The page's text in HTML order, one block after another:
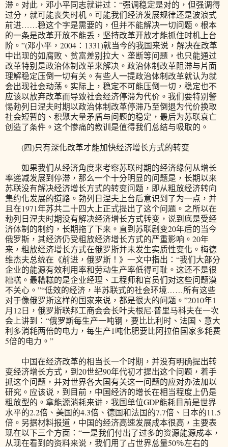
滞。对此，邓小平同志就讲过：“强调稳定是对的，但强调得
过分，就可能丧失时机。可能我们经济发展规律还是波浪式
前进……稳这个字是需要的，但并不能解决一切问题。根本
的一条是改革开放不能丢，坚持改革开放才能抓住时机上台
阶。”(邓小平，2004：1331)就当今的我国来说，解决在改革
中出现的如腐败、贫富差别拉大、垄断等问题，也只能通过
改革特别是政治体制改革来解决。政治体制改革阻滞与片面
理解稳定压倒一切有关。有些人一提政治体制改革就认为就
会出现社会动荡。实际上，稳定不可能压倒一切，稳定也不
应该以放弃改革而导致社会经济停滞为代价。我们要特别警
惕勃列日涅夫时期以政治体制改革停滞乃至倒退为代价换取
社会短暂的、积聚大量矛盾与问题的稳定，最后为苏联衰亡
创造了条件。这个惨痛的教训是值得我们总结与吸取的。
(四)只有深化改革才能加快经济增长方式的转变
如果我们从经济角度来考察苏联时期的经济缘何从增长
率递减发展到停滞，那么一个十分明显的问题是，长期以来
苏联没有解决经济增长方式的转变问题，即从粗放经济转向
集约化发展的道路。勃列日涅夫上台后意识到了为一点，并
且在1971年苏共二十四大上正式提出了这个问题。之所以在
勃列日涅夫时期没有解决经济增长方式转变，说到底是受经
济体制的制约，长期拖了下来。直到苏联剧变20年后的当今
俄罗斯，其经济仍受粗放经济增长方式的严重影响。20年
来，粗放经济增长方式在俄罗斯并未发生实质性变化。梅德
维杰夫总统在《前进，俄罗斯！》一文中指出：“我们大部分
企业的能源有效利用率和劳动生产率低得可耻。这还不是很
糟糕。最糟糕的是企业经理、工程师和官员们对这些问题漠
不关心。”“低效的经济，半苏联式的社会环境……所有这些
对于像俄罗斯这样的国家来说，都是很大的问题。”2010年1
月12日，俄罗斯联邦工商会会长叶夫根尼·普里马科夫在一次
会上讲到：“俄罗斯每生产一吨钢，要比比利时、法国、意大
利多消耗两倍的电力，每生产1吨化肥要比阿拉伯国家多耗费
5倍的电力。”
中国在经济改革的相当长一个时期，并没有明确提出转
变经济增长方式，到20世纪90年代初才提出这个问题，着手
抓这个问题，并对世界各大国有关这一问题的应对办法加以
研究。应该说，到目前，中国经济的增长在相当程度上仍是
粗放型的。拿能源消耗来讲，我国单位GDP能耗目前是世界
水平的2.2倍、美国的4.3倍、德国和法国的7.7倍、日本的11.5
倍。另据材料报道，中国的经济高速发展成本很高，主要表
现在以下三个方面：“一是我们付出了过多的资源能源成本，
从现在看到的资料来说，我们用了占世界总量50％左右的